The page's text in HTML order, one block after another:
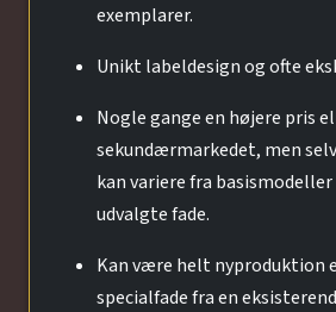
exemplarer.
Unikt labeldesign og ofte
Nogle gange en højere pris
sekundærmarkedet, men
kan variere fra
udvalgte fade.
Kan være helt nyproduktion
specialfade fra en